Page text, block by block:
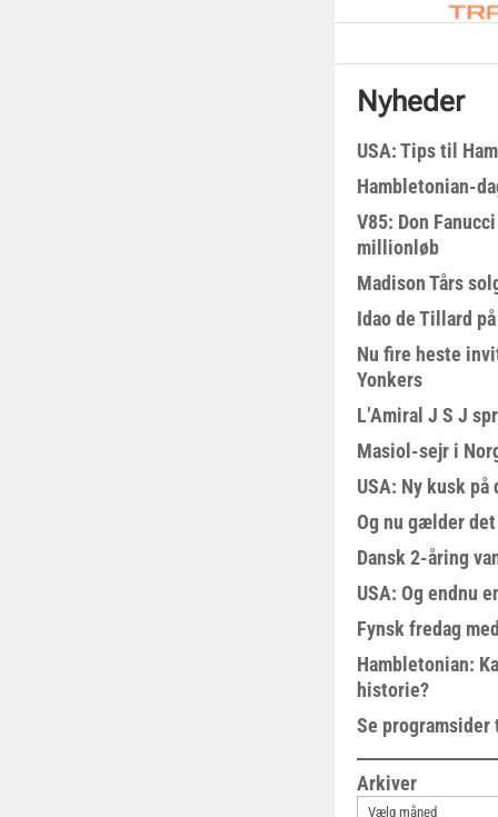
Nyheder
USA: Tips til
Hambletonian-
V85: Don
millionløb
Madison Tårs
Idao de Tillard
Nu fire heste
Yonkers
L’Amiral J S J
Masiol-sejr i
USA: Ny kusk på
Og nu gælder
Dansk 2-åring
USA: Og endnu
Fynsk fredag
Hambletonian:
historie?
Se
Arkiver